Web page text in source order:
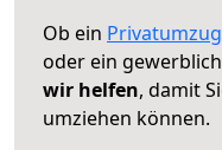
Ob ein Privatumzug
oder ein
wir helfen, damit
umziehen können.